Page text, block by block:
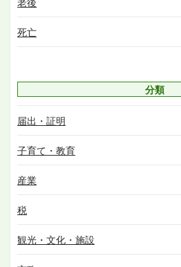
死亡
分類
届出・証明
子育て・教育
産業
税
観光・文化・施設